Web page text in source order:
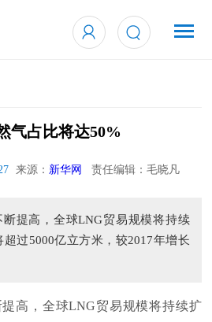
气占比将达50%
来源： 新华网 责任编辑：毛晓凡
断提高，全球LNG贸易规模将持续
过5000亿立方米，较2017年增长
，全球LNG贸易规模将持续扩